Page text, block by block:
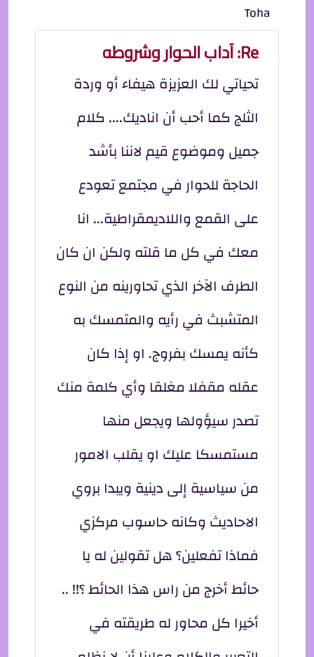
Toha
Re: آداب الحوار وشروطه
تحياتي لك العزيزة هيفاء أو وردة
الثلج كما أحب أن اناديك.... كلام
جميل وموضوع قيم لاننا بأشد
الحاجة للحوار في مجتمع تعودع
على القمع واللاديمقراطية... انا
معك في كل ما قلته ولكن ان كان
الطرف الآخر الذي تحاورينه من النوع
المتشبث في رأيه والمتمسك به
كأنه يمسك بفروج. او إذا كان
عقله مقفلا مغلقا وأي كلمة منك
تصدر سيؤولها ويجعل منها
مستمسكا عليك او يقلب الامور
من سياسية إلى دينية ويبدا بروي
الاحاديث وكانه حاسوب مركزي
فماذا تفعلين؟ هل تقولين له يا
حائط أخرج من راس هذا الحائط ؟!! ..
أخيرا كل محاور له طريقته في